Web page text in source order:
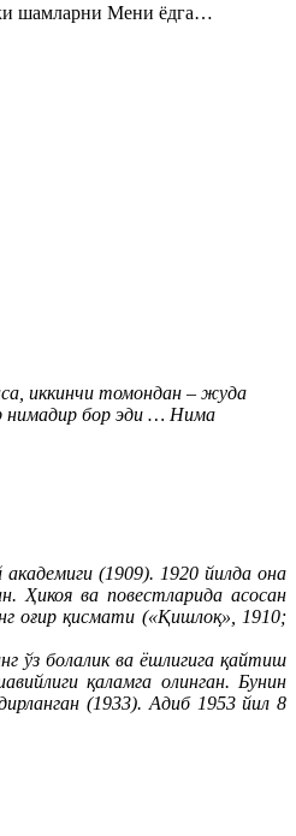
шамларни Мени ёдга…
иккинчи томондан – жуда
нимадир бор эди … Нима
(1909). 1920 йилда она
Ҳикоя ва повестларида асосан
оғир қисмати («Қишлоқ», 1910;
ўз болалик ва ёшлигига қайтиш
қаламга олинган. Бунин
(1933). Адиб 1953 йил 8